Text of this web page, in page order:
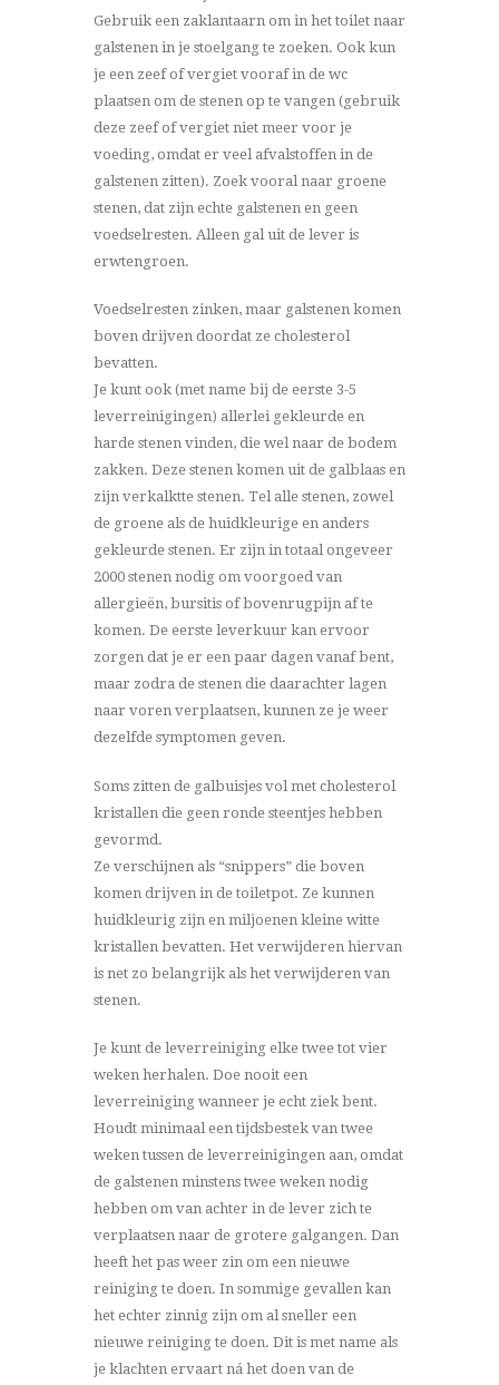
Gebruik een zaklantaarn om in het toilet naar
galstenen in je stoelgang te zoeken. Ook kun
je een zeef of vergiet vooraf in de wc
plaatsen om de stenen op te vangen (gebruik
deze zeef of vergiet niet meer voor je
voeding, omdat er veel afvalstoffen in de
galstenen zitten). Zoek vooral naar groene
stenen, dat zijn echte galstenen en geen
voedselresten. Alleen gal uit de lever is
erwtengroen.
Voedselresten zinken, maar galstenen komen
boven drijven doordat ze cholesterol
bevatten.
Je kunt ook (met name bij de eerste 3-5
leverreinigingen) allerlei gekleurde en
harde stenen vinden, die wel naar de bodem
zakken. Deze stenen komen uit de galblaas en
zijn verkalktte stenen. Tel alle stenen, zowel
de groene als de huidkleurige en anders
gekleurde stenen. Er zijn in totaal ongeveer
2000 stenen nodig om voorgoed van
allergieën, bursitis of bovenrugpijn af te
komen. De eerste leverkuur kan ervoor
zorgen dat je er een paar dagen vanaf bent,
maar zodra de stenen die daarachter lagen
naar voren verplaatsen, kunnen ze je weer
dezelfde symptomen geven.
Soms zitten de galbuisjes vol met cholesterol
kristallen die geen ronde steentjes hebben
gevormd.
Ze verschijnen als “snippers” die boven
komen drijven in de toiletpot. Ze kunnen
huidkleurig zijn en miljoenen kleine witte
kristallen bevatten. Het verwijderen hiervan
is net zo belangrijk als het verwijderen van
stenen.
Je kunt de leverreiniging elke twee tot vier
weken herhalen. Doe nooit een
leverreiniging wanneer je echt ziek bent.
Houdt minimaal een tijdsbestek van twee
weken tussen de leverreinigingen aan, omdat
de galstenen minstens twee weken nodig
hebben om van achter in de lever zich te
verplaatsen naar de grotere galgangen. Dan
heeft het pas weer zin om een nieuwe
reiniging te doen. In sommige gevallen kan
het echter zinnig zijn om al sneller een
nieuwe reiniging te doen. Dit is met name als
je klachten ervaart ná het doen van de